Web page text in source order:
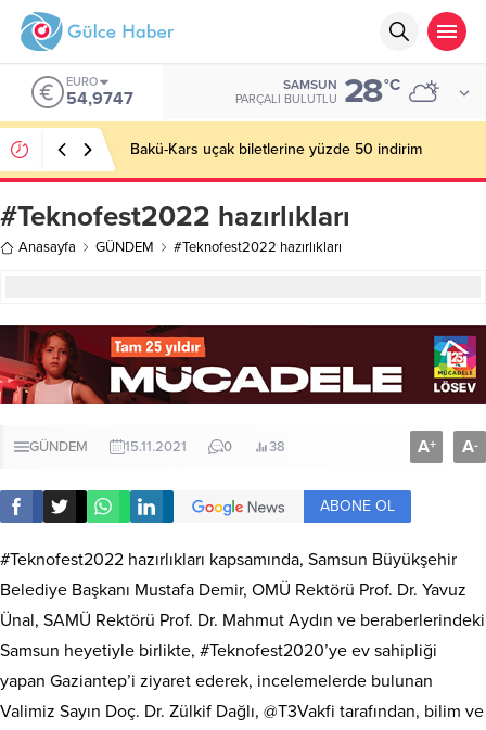
EURO
54,9747
SAMSUN
PARÇALI BULUTLU 28°C
Bakü-Kars uçak biletlerine yüzde 50 indirim
#Teknofest2022 hazırlıkları
Anasayfa GÜNDEM #Teknofest2022 hazırlıkları
GÜNDEM 15.11.2021 0 38 A+ A-
ABONE OL
#Teknofest2022 hazırlıkları kapsamında, Samsun Büyükşehir
Belediye Başkanı Mustafa Demir, OMÜ Rektörü Prof. Dr. Yavuz
Ünal, SAMÜ Rektörü Prof. Dr. Mahmut Aydın ve beraberlerindeki
Samsun heyetiyle birlikte, #Teknofest2020’ye ev sahipliği
yapan Gaziantep’i ziyaret ederek, incelemelerde bulunan
Valimiz Sayın Doç. Dr. Zülkif Dağlı, @T3Vakfi tarafından, bilim ve